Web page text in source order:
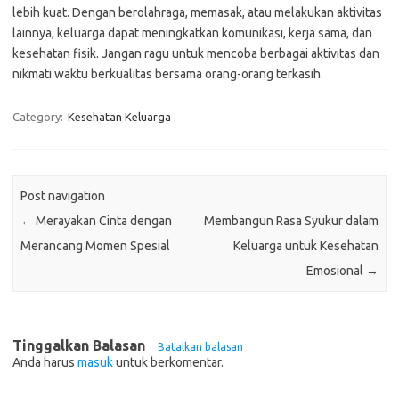
lebih kuat. Dengan berolahraga, memasak, atau melakukan aktivitas
lainnya, keluarga dapat meningkatkan komunikasi, kerja sama, dan
kesehatan fisik. Jangan ragu untuk mencoba berbagai aktivitas dan
nikmati waktu berkualitas bersama orang-orang terkasih.
Category: Kesehatan Keluarga
Post navigation
← Merayakan Cinta dengan
Merancang Momen Spesial
Membangun Rasa Syukur dalam
Keluarga untuk Kesehatan
Emosional →
Tinggalkan Balasan Batalkan balasan
Anda harus masukuntuk berkomentar.